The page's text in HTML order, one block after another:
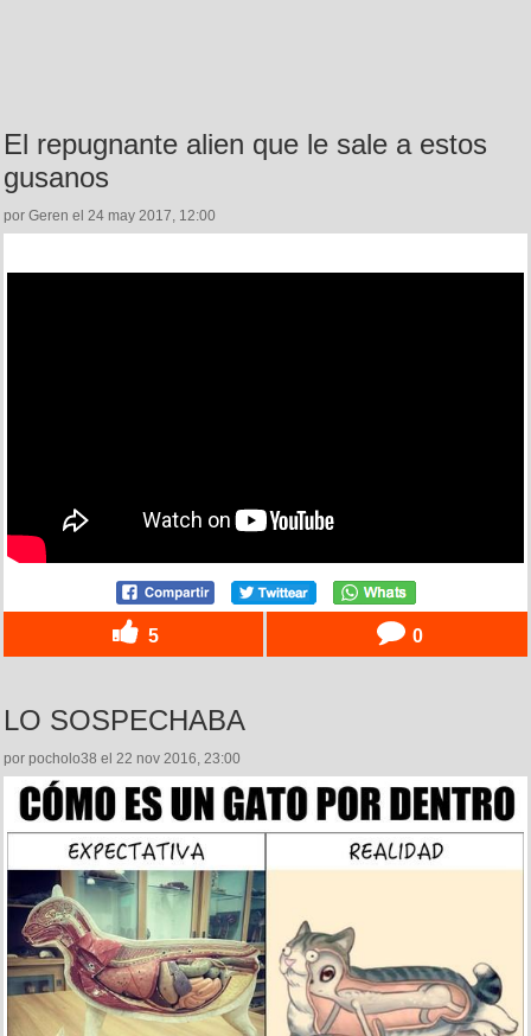
El repugnante alien que le sale a estos
gusanos
por Geren el 24 may 2017, 12:00
5 0
LO SOSPECHABA
por pocholo38 el 22 nov 2016, 23:00